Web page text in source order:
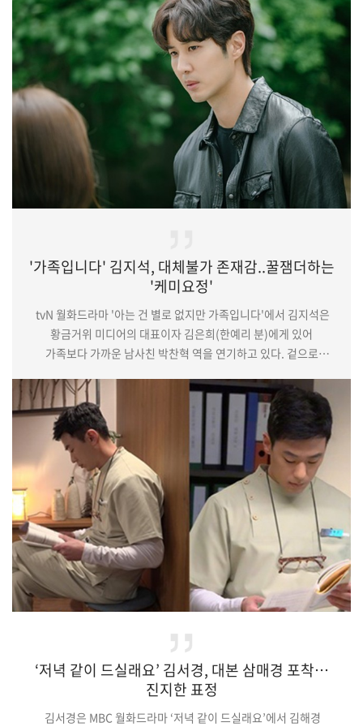
위로를 선사한 주민경. 다양한 작품을 통해 쌓은 탄탄한 연기력을
바탕으로 이번에도 존재감을 발휘하며 자신의 진가를 보여준 만큼,
앞으로의 행보에도 귀추가 주목된다.한편,주민경이 출연하는
'영혼수선공' 마지막회는 오늘 …
'가족입니다' 김지석, 대체불가 존재감..꿀잼더하는
'케미요정'
tvN 월화드라마 '아는 건 별로 없지만 가족입니다'에서 김지석은
황금거위 미디어의 대표이자 김은희(한예리 분)에게 있어
가족보다 가까운 남사친 박찬혁 역을 연기하고 있다. 겉으로
예리함을 자랑하는 인물이다.(중략)이렇듯 김지석은 아는 건 별로
없지만 가족인 한예리, 추자현, 신재하에게 있어 없어서는 안 될
특별한 존재가 되어주고 있다. 가족보다 더 아는 게 많은 인물
'박찬혁'을 통해 존재감을 톡톡히 발휘하고 있다.기사원문 및 출처 :
enews24 김지연…
‘저녁 같이 드실래요’ 김서경, 대본 삼매경 포착…
진지한 표정
김서경은 MBC 월화드라마 ‘저녁 같이 드실래요’에서 김해경